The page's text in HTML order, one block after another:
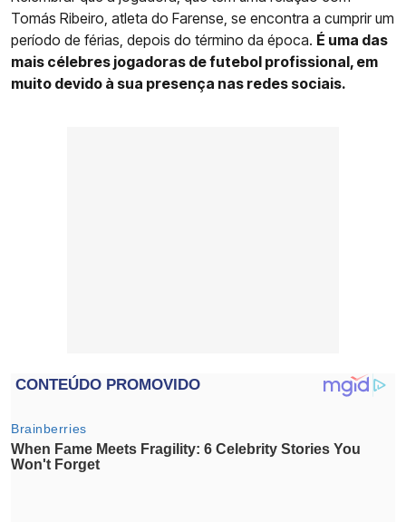
Tomás Ribeiro, atleta do Farense, se encontra a cumprir um
período de férias, depois do término da época. É uma das
mais célebres jogadoras de futebol profissional, em
muito devido à sua presença nas redes sociais.